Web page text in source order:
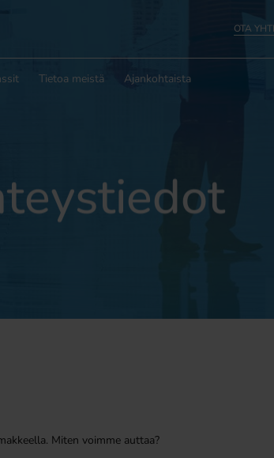
OTA
Tietoa meistä Ajankohtaista
Miten voimme auttaa?